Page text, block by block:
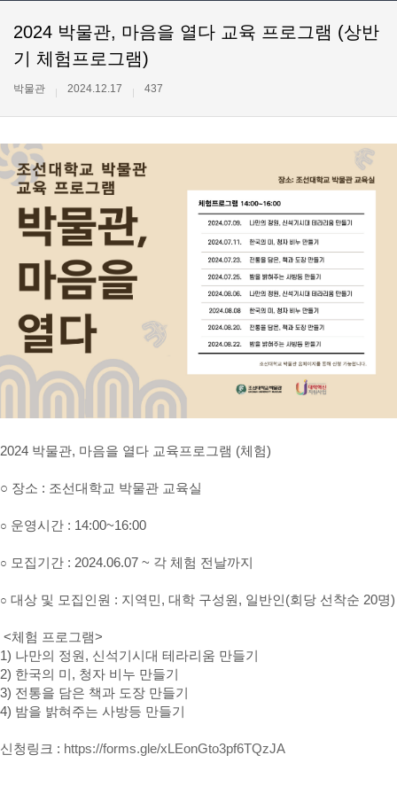
2024 박물관, 마음을 열다 교육 프로그램 (상반
기 체험프로그램)
박물관 2024.12.17 437
2024 박물관, 마음을 열다 교육프로그램 (체험)
○ 장소 : 조선대학교 박물관 교육실
○ 운영시간 : 14:00~16:00
○ 모집기간 : 2024.06.07 ~ 각 체험 전날까지
○ 대상 및 모집인원 : 지역민, 대학 구성원, 일반인(회당 선착순 20명)
<체험 프로그램>
1) 나만의 정원, 신석기시대 테라리움 만들기
2) 한국의 미, 청자 비누 만들기
3) 전통을 담은 책과 도장 만들기
4) 밤을 밝혀주는 사방등 만들기
신청링크 : https://forms.gle/xLEonGto3pf6TQzJA